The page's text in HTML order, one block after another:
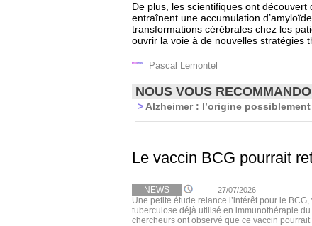
De plus, les scientifiques ont
entraînent une accumulation
transformations cérébrales chez les
ouvrir la voie à de nouvelles stratégies
Pascal Lemontel
NOUS VOUS
> Alzheimer : l’origine
Le vaccin BCG pourrait
NEWS 27/07/2026
Une petite étude relance l’intérêt pour le
tuberculose déjà utilisé en immunothérapie
chercheurs ont observé que ce vaccin pourrait